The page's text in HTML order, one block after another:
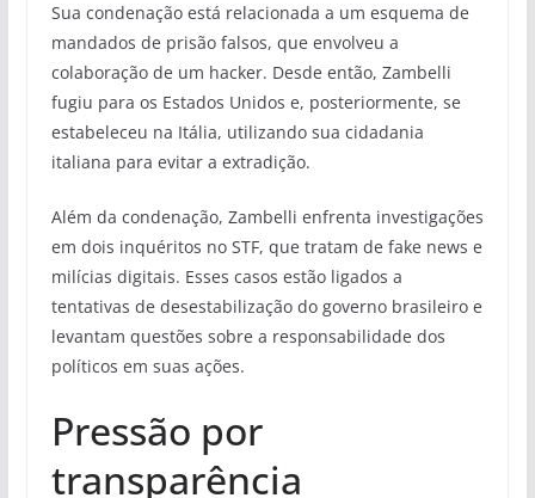
Sua condenação está relacionada a um esquema de
mandados de prisão falsos, que envolveu a
colaboração de um hacker. Desde então, Zambelli
fugiu para os Estados Unidos e, posteriormente, se
estabeleceu na Itália, utilizando sua cidadania
italiana para evitar a extradição.
Além da condenação, Zambelli enfrenta investigações
em dois inquéritos no STF, que tratam de fake news e
milícias digitais. Esses casos estão ligados a
tentativas de desestabilização do governo brasileiro e
levantam questões sobre a responsabilidade dos
políticos em suas ações.
Pressão por
transparência